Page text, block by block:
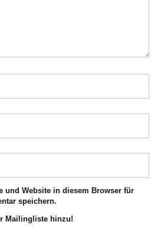
und Website in diesem Browser für
speichern.
Mailingliste hinzu!